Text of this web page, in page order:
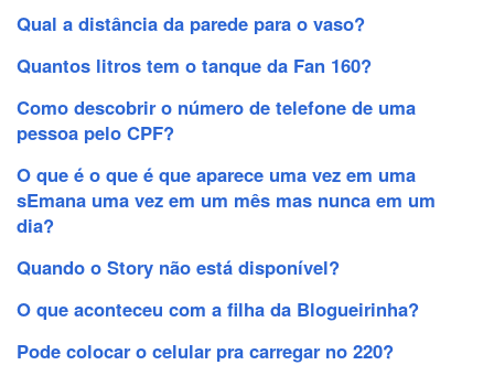
Qual a distância da parede para o vaso?
Quantos litros tem o tanque da Fan 160?
Como descobrir o número de telefone de uma
pessoa pelo CPF?
O que é o que é que aparece uma vez em uma
sEmana uma vez em um mês mas nunca em um
dia?
Quando o Story não está disponível?
O que aconteceu com a filha da Blogueirinha?
Pode colocar o celular pra carregar no 220?